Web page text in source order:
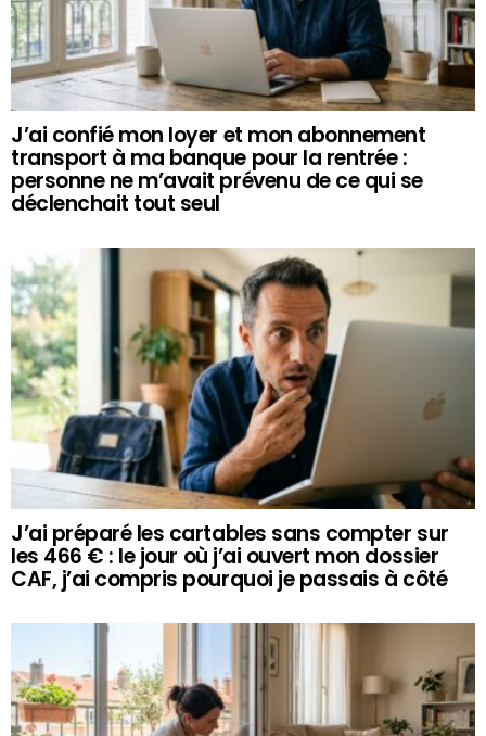
J’ai confié mon loyer et mon abonnement
transport à ma banque pour la rentrée :
personne ne m’avait prévenu de ce qui se
déclenchait tout seul
J’ai préparé les cartables sans compter sur
les 466 € : le jour où j’ai ouvert mon dossier
CAF, j’ai compris pourquoi je passais à côté